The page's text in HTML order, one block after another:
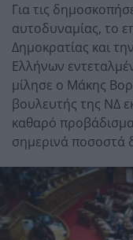
Για τις
αυτοδυναμίας, το
Δημοκρατίας και
Ελλήνων
μίλησε ο Μάκης
βουλευτής της ΝΔ
καθαρό
σημερινά ποσοστά